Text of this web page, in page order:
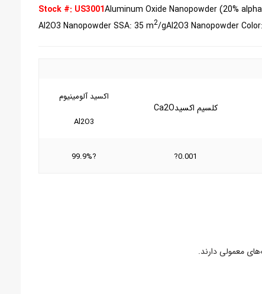
Stock #: US3001Aluminum Oxide Nanopowder (20%
Al2O3 Nanopowder SSA: 35 m2/gAl2O3 Nanopowder
کلسیم اکسیدCa2O
اکسید آلومینیوم
Al2O3
0.001?
?99.9%
معمولی دارند.